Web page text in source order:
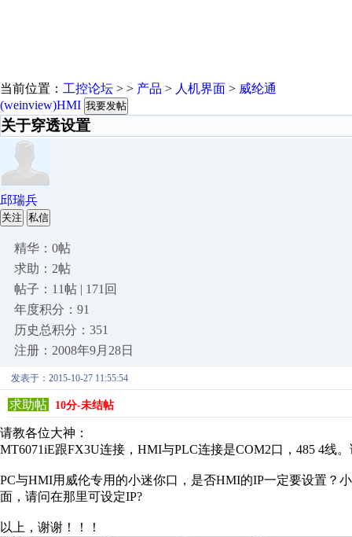
当前位置： 工控论坛 > > 产品 > 人机界面 > 威纶通
(weinview)HMI 我要发帖
关于穿透设置
邱瑞兵
关注 私信
精华：0帖
求助：2帖
帖子：11帖 | 171回
年度积分：91
历史总积分：351
注册：2008年9月28日
发表于：2015-10-27 11:55:54
求助帖 10分-未结帖
请教各位大神：
MT6071iE跟FX3U连接，HMI与PLC连接是COM2口，485 4线
PC与HMI用威伦专用的小迷你口，是否HMI的IP一定要设置？
面，请问在那里可设定IP?
以上，谢谢！！！